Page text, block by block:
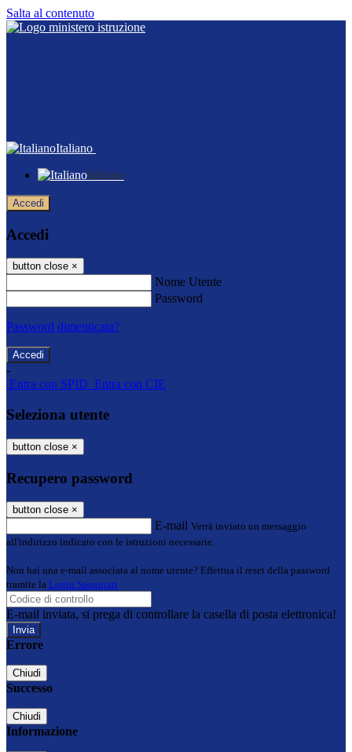
Salta al contenuto
Italiano
Italiano
Accedi
Accedi
button close ×
Nome Utente
Password
Password dimenticata?
-
Entra con SPID Entra con CIE
Seleziona utente
button close ×
Recupero password
button close ×
E-mail Verrà inviato un messaggio
all'indirizzo indicato con le istruzioni necessarie.
Non hai una e-mail associata al nome utente? Effettua il reset della password
tramite la Login Spaggiari
E-mail inviata, si prega di controllare la casella di posta elettronica!
Errore
Chiudi
Successo
Chiudi
Informazione